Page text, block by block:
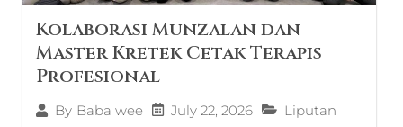
Kolaborasi Munzalan dan
Master Kretek Cetak Terapis
Profesional
By Baba wee July 22, 2026
Liputan